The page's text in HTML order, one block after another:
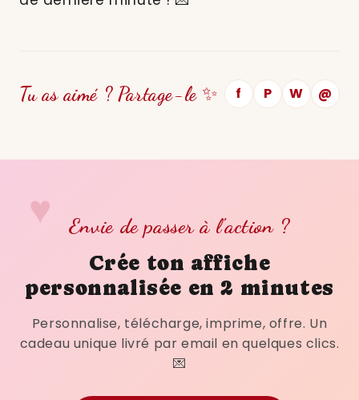
Tu as aimé ? Partage-le ✨ f P W @
Envie de passer à l'action ?
Crée ton affiche
personnalisée en 2 minutes
Personnalise, télécharge, imprime, offre. Un
cadeau unique livré par email en quelques clics.
💌